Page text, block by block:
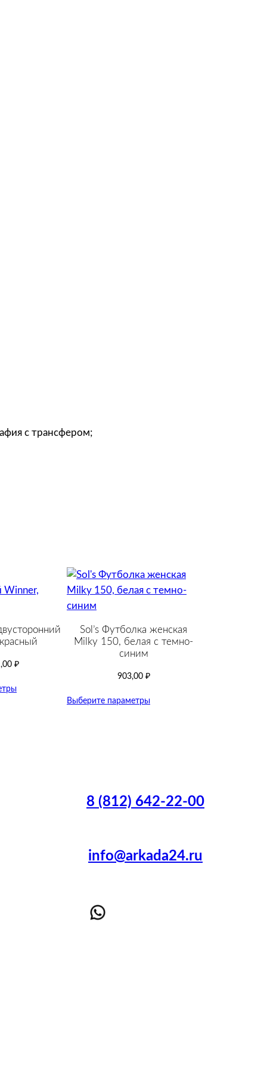
с трансфером;
₽
Sol’s Футболка женская
Milky 150, белая с темно-
cиним
903,00 ₽
Выберите параметры
8 (812) 642-22-00
info@arkada24.ru